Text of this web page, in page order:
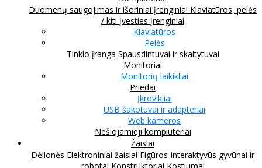
Duomenų saugojimas ir išoriniai įrenginiai Klaviatūros, pelės
/ kiti įvesties įrenginiai
Klaviatūros
Pelės
Tinklo įranga Spausdintuvai ir skaitytuvai
Monitoriai
Monitorių laikikliai
Priedai
Įkrovikliai
USB šakotuvai ir adapteriai
Web kameros
Nešiojamieji kompiuteriai
Žaislai
Dėlionės Elektroniniai žaislai Figūros Interaktyvūs gyvūnai ir
robotai Konstruktoriai Kostiumai